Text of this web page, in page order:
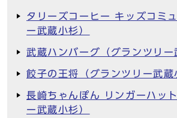
タリーズコーヒー キッズコミ
ー武蔵小杉）
武蔵ハンバーグ（グランツリー
餃子の王将（グランツリー武蔵
長崎ちゃんぽん リンガーハッ
ー武蔵小杉）